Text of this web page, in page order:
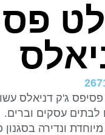
ג'ק דניאלס
לבתים עסקים וברים.
ונדירה